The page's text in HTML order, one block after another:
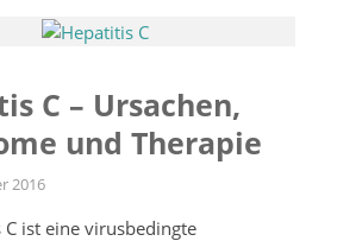
C – Ursachen,
und Therapie
2016
ist eine virusbedingte